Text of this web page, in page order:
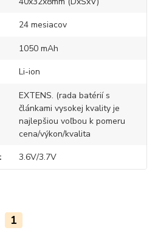
24 mesiacov
1050 mAh
Li-ion
EXTENS. (rada batérií s
článkami vysokej kvality je
najlepšiou voľbou k pomeru
cena/výkon/kvalita
3.6V/3.7V
1